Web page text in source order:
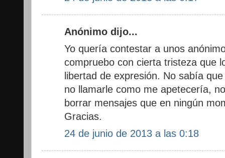
Anónimo dijo...
Yo quería contestar a unos
compruebo con cierta tristeza que
libertad de expresión. No sabía
no llamarle como me apetecería,
borrar mensajes que en ningún
Gracias.
24 de junio de 2013 a las 0:18